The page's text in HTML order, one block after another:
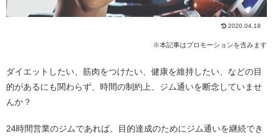
2020.04.18
※本記事はプロモーションを含みます
ダイエットしたい、筋肉をつけたい、健康を維持したい、などの目
的があるにも関わらず、時間の制約上、ジム通いを断念していませ
んか？
24時間営業のジムであれば、目的達成のためにジム通いを継続でき